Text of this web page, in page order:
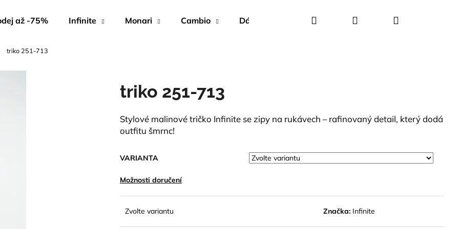
až -75% Infinite Monari Cambio Dárkové poukazy Creenstone
Hledat PřihlášeníNákupní
triko 251-713
triko 251-713
Stylové malinové tričko Infinite se zipy na rukávech – rafinovaný detail, který dodá
outfitu šmrnc!
VARIANTA
Možnosti doručení
Zvolte variantu Značka: Infinite
Co potřebujete najít?
HLEDAT